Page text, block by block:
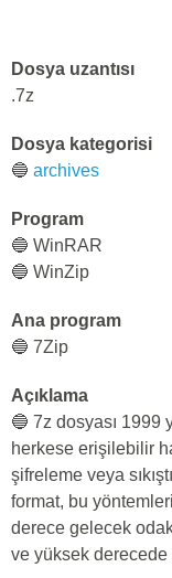
Dosya uzantısı
.7z
Dosya kategorisi
🔵 archives
Program
🔵 WinRAR
🔵 WinZip
Ana program
🔵 7Zip
Açıklama
🔵 7z dosyası 1999
herkese erişilebilir
şifreleme veya
format, bu
derece gelecek
ve yüksek derecede